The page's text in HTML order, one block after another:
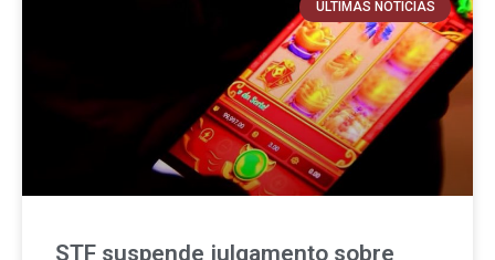
ÚLTIMAS NOTÍCIAS
STF suspende julgamento sobre